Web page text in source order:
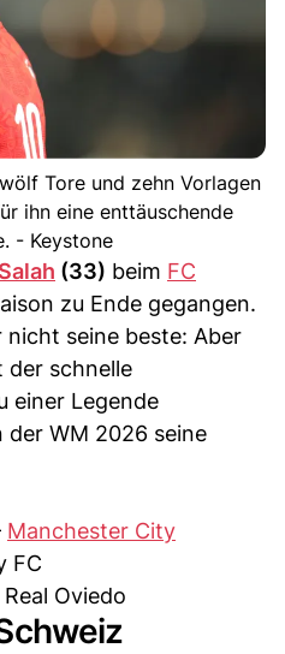
Tore und zehn Vorlagen
ihn eine enttäuschende
- Keystone
(33) beim FC
zu Ende gegangen.
nicht seine beste: Aber
der schnelle
einer Legende
WM 2026 seine
Manchester City
FC
Oviedo